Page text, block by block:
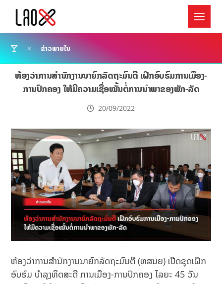
ຂ່າວພາຍໃນ
ຫ້ອງວ່າການສໍານັກງານນາຍົກລັດຖະມົນຕີ ເຝິກອົບຮົມການເມືອງ-
ການປົກຄອງ ໃຫ້ມີຄວາມເຊື່ອໝັ້ນຕໍ່ການນຳພາຂອງພັກ-ລັດ
20/09/2022
ຫ້ອງວ່າການສໍານັກງານນາຍົກລັດຖະມົນຕີ (ຫສນຍ) ເປີດຊຸດເຝິກ
ອົບຮົມ ບຳລຸງທິດສະດີ ການເມືອງ-ການປົກຄອງ ໄລຍະ 45 ວັນ